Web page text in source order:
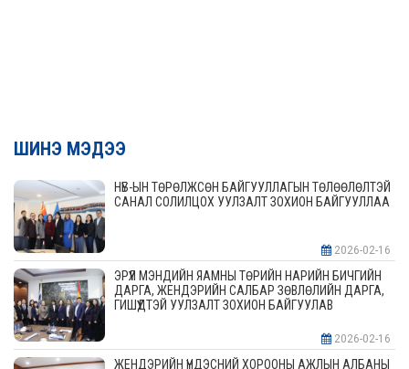
ШИНЭ МЭДЭЭ
НҮБ-ЫН ТӨРӨЛЖСӨН БАЙГУУЛЛАГЫН ТӨЛӨӨЛӨЛТЭЙ
САНАЛ СОЛИЛЦОХ УУЛЗАЛТ ЗОХИОН БАЙГУУЛЛАА
2026-02-16
ЭРҮҮЛ МЭНДИЙН ЯАМНЫ ТӨРИЙН НАРИЙН БИЧГИЙН
ДАРГА, ЖЕНДЭРИЙН САЛБАР ЗӨВЛӨЛИЙН ДАРГА,
ГИШҮҮДТЭЙ УУЛЗАЛТ ЗОХИОН БАЙГУУЛАВ
2026-02-16
ЖЕНДЭРИЙН ҮНДЭСНИЙ ХОРООНЫ АЖЛЫН АЛБАНЫ